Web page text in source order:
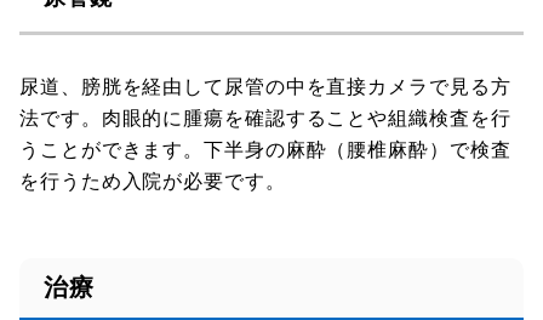
尿道、膀胱を経由して尿管の中を直接カメラで見る方
法です。肉眼的に腫瘍を確認することや組織検査を行
うことができます。下半身の麻酔（腰椎麻酔）で検査
を行うため入院が必要です。
治療